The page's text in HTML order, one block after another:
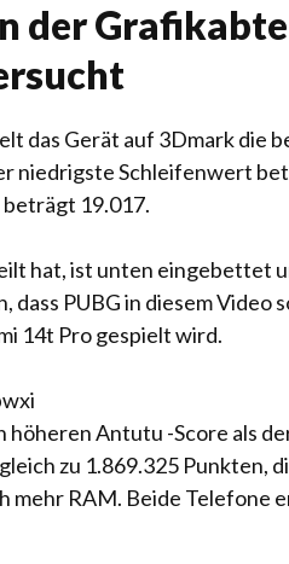
der
das Gerät auf 3Dmark die
niedrigste Schleifenwert
19.017.
hat, ist unten eingebettet
dass PUBG in diesem Video
14t Pro gespielt wird.
Antutu -Score als
zu 1.869.325 Punkten,
mehr RAM. Beide Telefone